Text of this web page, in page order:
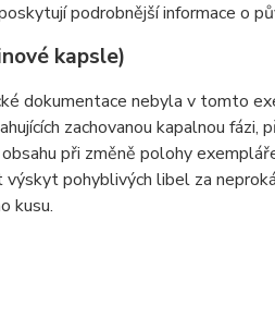
podrobnější informace o
kapsle)
dokumentace nebyla v tomto
zachovanou kapalnou
při změně polohy
pohyblivých libel za
kusu.